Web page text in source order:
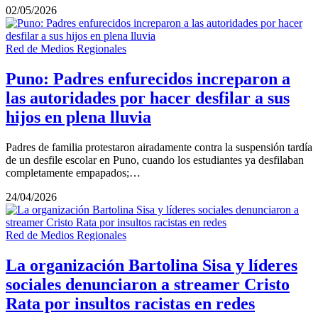
02/05/2026
Red de Medios Regionales
Puno: Padres enfurecidos increparon a
las autoridades por hacer desfilar a sus
hijos en plena lluvia
Padres de familia protestaron airadamente contra la suspensión tardía
de un desfile escolar en Puno, cuando los estudiantes ya desfilaban
completamente empapados;…
24/04/2026
Red de Medios Regionales
La organización Bartolina Sisa y líderes
sociales denunciaron a streamer Cristo
Rata por insultos racistas en redes